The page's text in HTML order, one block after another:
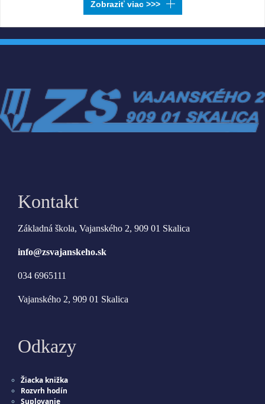
Kontakt
Základná škola, Vajanského 2, 909 01 Skalica
info@zsvajanskeho.sk
034 6965111
Vajanského 2, 909 01 Skalica
Odkazy
Žiacka knižka
Rozvrh hodín
Suplovanie